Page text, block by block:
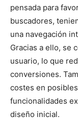
pensada para
buscadores,
una navegación
Gracias a ello, se
usuario, lo que
conversiones.
costes en
funcionalidades
diseño inicial.